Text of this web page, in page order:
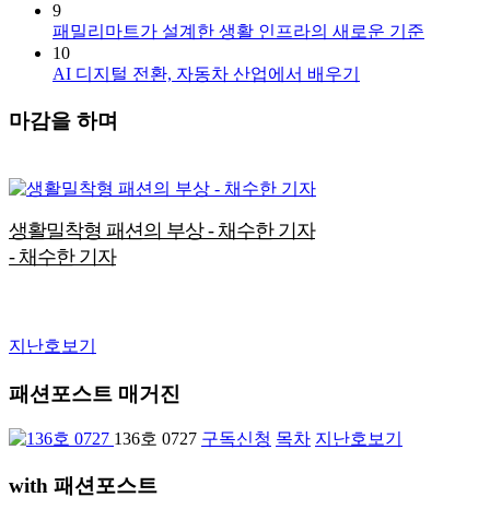
9
패밀리마트가 설계한 생활 인프라의 새로운 기준
10
AI 디지털 전환, 자동차 산업에서 배우기
마감을 하며
생활밀착형 패션의 부상 - 채수한 기자
-채수한 기자
지난호보기
패션포스트 매거진
136호 0727 구독신청 목차 지난호보기
with 패션포스트